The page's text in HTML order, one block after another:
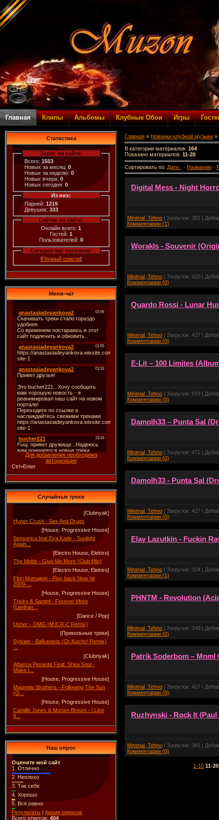
Главная Клипы Альбомы Клубные Обои Игры
Статистика
Зарег. на сайте:
Всего:1553
Новых за месяц: 0
Новых за неделю: 0
Новых вчера: 0
Новых сегодня: 0
Из них:
Парней: 1219
Девушек: 333
Сейчас на сайте:
Онлайн всего: 1
Гостей: 1
Пользователей: 0
Сегодня нас посетили:
[Полный список]
Мини-чат
Для добавления необходима
авторизация
Ctrl+Enter
Случайные треки
[Clubnyak]
Hyper Crush - Sex And Drugs
[House, Progressive House]
Sensorica feat Eva Kade - Sunlight
Again...
[Electro House, Elektro]
The Mobb - Give Me More (Club Mix)
[Electro House, Elektro]
Flori Mumajesi - Play back New hit
2009-...
[House, Progressive House]
Tricky & Santini - Forever More
(Lanfran...
[Dance / Pop]
Usher - OMG (M.E.R.C Remix)
[Прикольные треки]
Sylvain - Balkanistic (Dr Kucho! Remix)
[Clubnyak]
Attacca Pesante Feat. Shea Soul -
Make I...
[House, Progressive House]
Magnetic Brothers - Following The Sun
(O...
[House, Progressive House]
Camille Jones & Morten Breum - I Like
It...
Наш опрос
Оцените мой сайт
1. Отлично
2. Неплохо
3. Так себе
4. Хорошо
5. Всё равно
Результаты | Архив опросов
Всего ответов: 404
Главная » Новинки клубной музыки »
В категории материалов: 164
Показано материалов: 11-20
Сортировать по: Дате · Названию ·
Digital Mess - Night
Minimal, Tehno | Загрузок: 381 |
Комментарии (1)
Worakls - Souvenir
Minimal, Tehno | Загрузок: 420 |
Комментарии (0)
Quardo Rossi - Lunar
Minimal, Tehno | Загрузок: 427 |
Комментарии (0)
E-Lit – 100 Limites
Minimal, Tehno | Загрузок: 559 |
Комментарии (0)
Damolh33 – Punta Sal
Minimal, Tehno | Загрузок: 472 |
Комментарии (0)
Damolh33 - Punta Sal
Minimal, Tehno | Загрузок: 427 |
Комментарии (0)
Elay Lazutkin - Fuckin
Minimal, Tehno | Загрузок: 324 |
Комментарии (1)
PHNTM - Revolution
Minimal, Tehno | Загрузок: 349 |
Комментарии (0)
Patrik Soderbom –
Minimal, Tehno | Загрузок: 407 |
Комментарии (0)
Ruzhynski - Rock It
Minimal, Tehno | Загрузок: 341 |
Комментарии (0)
1-10 11-20